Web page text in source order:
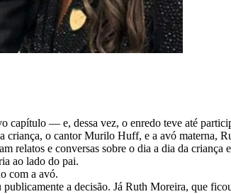
— e, dessa vez, o enredo teve até
criança, o cantor Murilo Huff, e a avó materna,
relatos e conversas sobre o dia a dia da
ao lado do pai.
com a avó.
a decisão. Já Ruth Moreira, que